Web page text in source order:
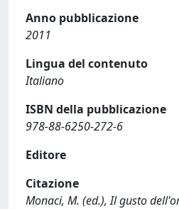
Anno pubblicazione
2011
Lingua del contenuto
Italiano
ISBN della pubblicazione
978-88-6250-272-6
Editore
Citazione
Monaci, M. (ed.), Il gusto